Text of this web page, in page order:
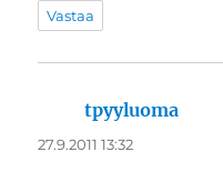
Vastaa
tpyyluoma
27.9.2011 13:32